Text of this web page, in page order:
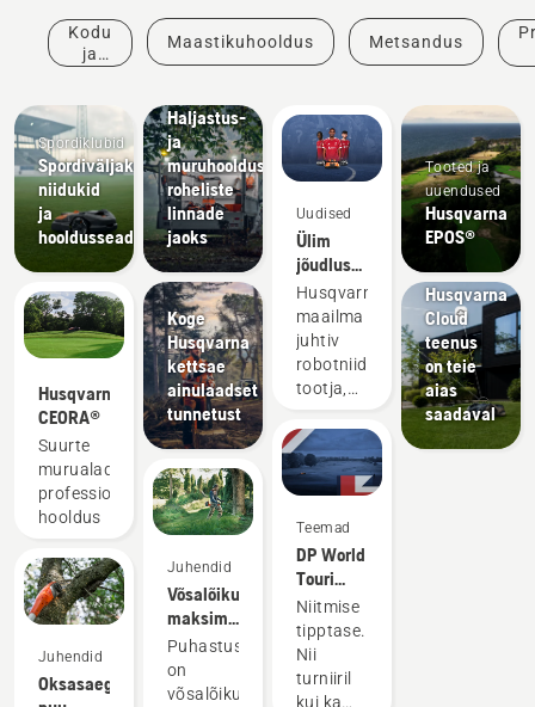
Kodu
ja
Maastikuhooldus Metsandus
Spordiklubid
Spordiväljakute
niidukid
ja
hooldusseadmed
Husqvarna
CEORA®
Suurte
murualade
professionaalne
hooldus
Juhendid
Oksasaega
Haljastus-
ja
muruhooldusseadmed
roheliste
linnade
jaoks
Koge
Husqvarna
kettsae
ainulaadset
tunnetust
Juhendid
Võsalõikurist
maksimumi
võtmine
Puhastustöödel
on
võsalõikur
Uudised
Ülim
jõudlus
murul
tasub
end alati
ära
Husqvarna,
maailma
juhtiv
robotniidukite
tootja,
uhkusega
oma
partnerlusest
jalgpalliklubi
Liverpool
FC-ga.
Teemad
DP World
Touri
ametlik
robotniidukite
partner
Niitmise
tipptase.
Nii
turniiril
kui ka
Tooted ja
uuendused
Husqvarna
EPOS®
Tooted ja
uuendused
Kontrollige,
kas
EPOS®
Husqvarna
Cloud
teenus
on teie
aias
saadaval